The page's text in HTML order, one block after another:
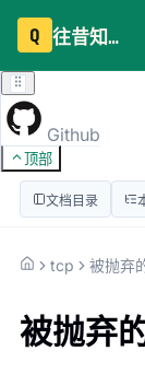
Q 往昔知识库
Github
顶部
文档目录
tcp 被抛弃
被抛弃